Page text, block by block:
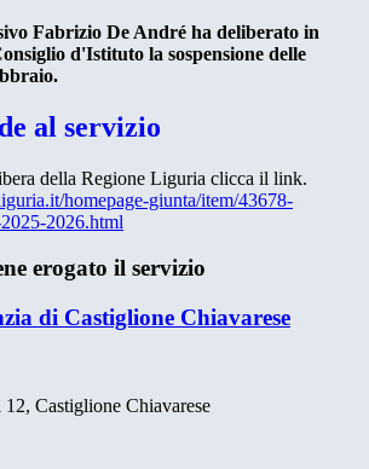
Fabrizio De André ha deliberato in
d'Istituto la sospensione delle
al servizio
della Regione Liguria clicca il link.
homepage-giunta/item/43678-
2026.html
erogato il servizio
di Castiglione Chiavarese
Castiglione Chiavarese